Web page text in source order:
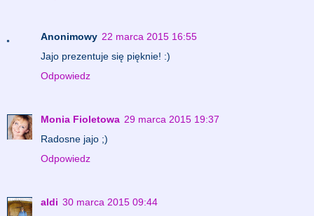
Anonimowy 22 marca 2015 16:55
Jajo prezentuje się pięknie! :)
Odpowiedz
Monia Fioletowa 29 marca 2015 19:37
Radosne jajo ;)
Odpowiedz
aldi 30 marca 2015 09:44